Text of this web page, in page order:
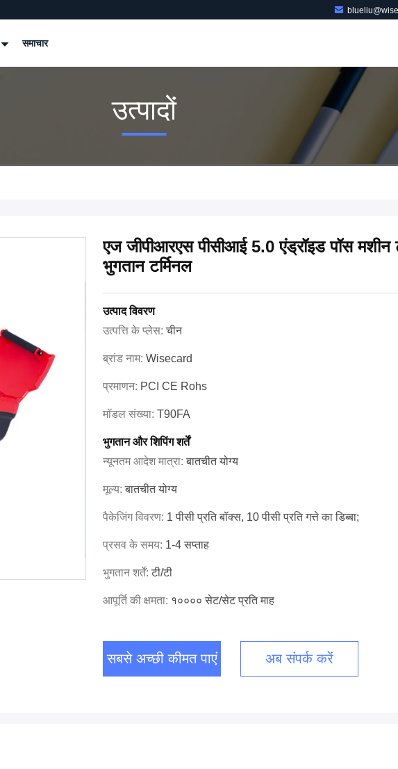
समाचार
उत्पादों
एज जीपीआरएस पीसीआई 5.0 एंड्रॉइड पॉस मशीन
भुगतान टर्मिनल
उत्पाद विवरण
उत्पत्ति के प्लेस:चीन
ब्रांड नाम: Wisecard
प्रमाणन: PCI CE Rohs
मॉडल संख्या: T90FA
भुगतान और शिपिंग शर्तें
न्यूनतम आदेश मात्रा:बातचीत योग्य
मूल्य:बातचीत योग्य
पैकेजिंग विवरण: 1 पीसी प्रति बॉक्स, 10 पीसी प्रति गत्ते का डिब्बा;
प्रसव के समय: 1-4 सप्ताह
भुगतान शर्तें:टी/टी
आपूर्ति की क्षमता: १०००० सेट/सेट प्रति माह
सबसे अच्छी कीमत पाएं अब संपर्क करें